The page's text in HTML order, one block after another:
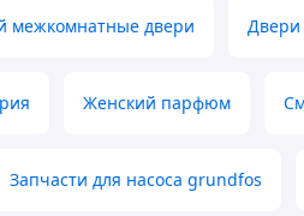
межкомнатные двери Двери
Женский парфюм
Запчасти для насоса grundfos